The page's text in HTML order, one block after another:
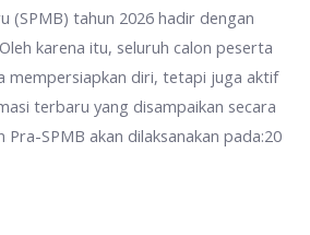
(SPMB) tahun 2026 hadir dengan
karena itu, seluruh calon peserta
mempersiapkan diri, tetapi juga aktif
terbaru yang disampaikan secara
SPMB akan dilaksanakan pada:20